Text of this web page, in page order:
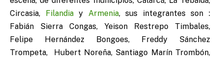
Circasia, Filandiay Armenia, sus integrantes son :
Fabián Sierra Congas, Yeison Restrepo Timbales,
Felipe Hernández Bongoes, Freddy Sánchez
Trompeta, Hubert Noreña, Santiago Marín Trombón,